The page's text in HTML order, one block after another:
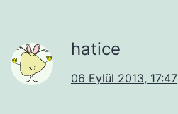
hatice
06 Eylül 2013, 17:47